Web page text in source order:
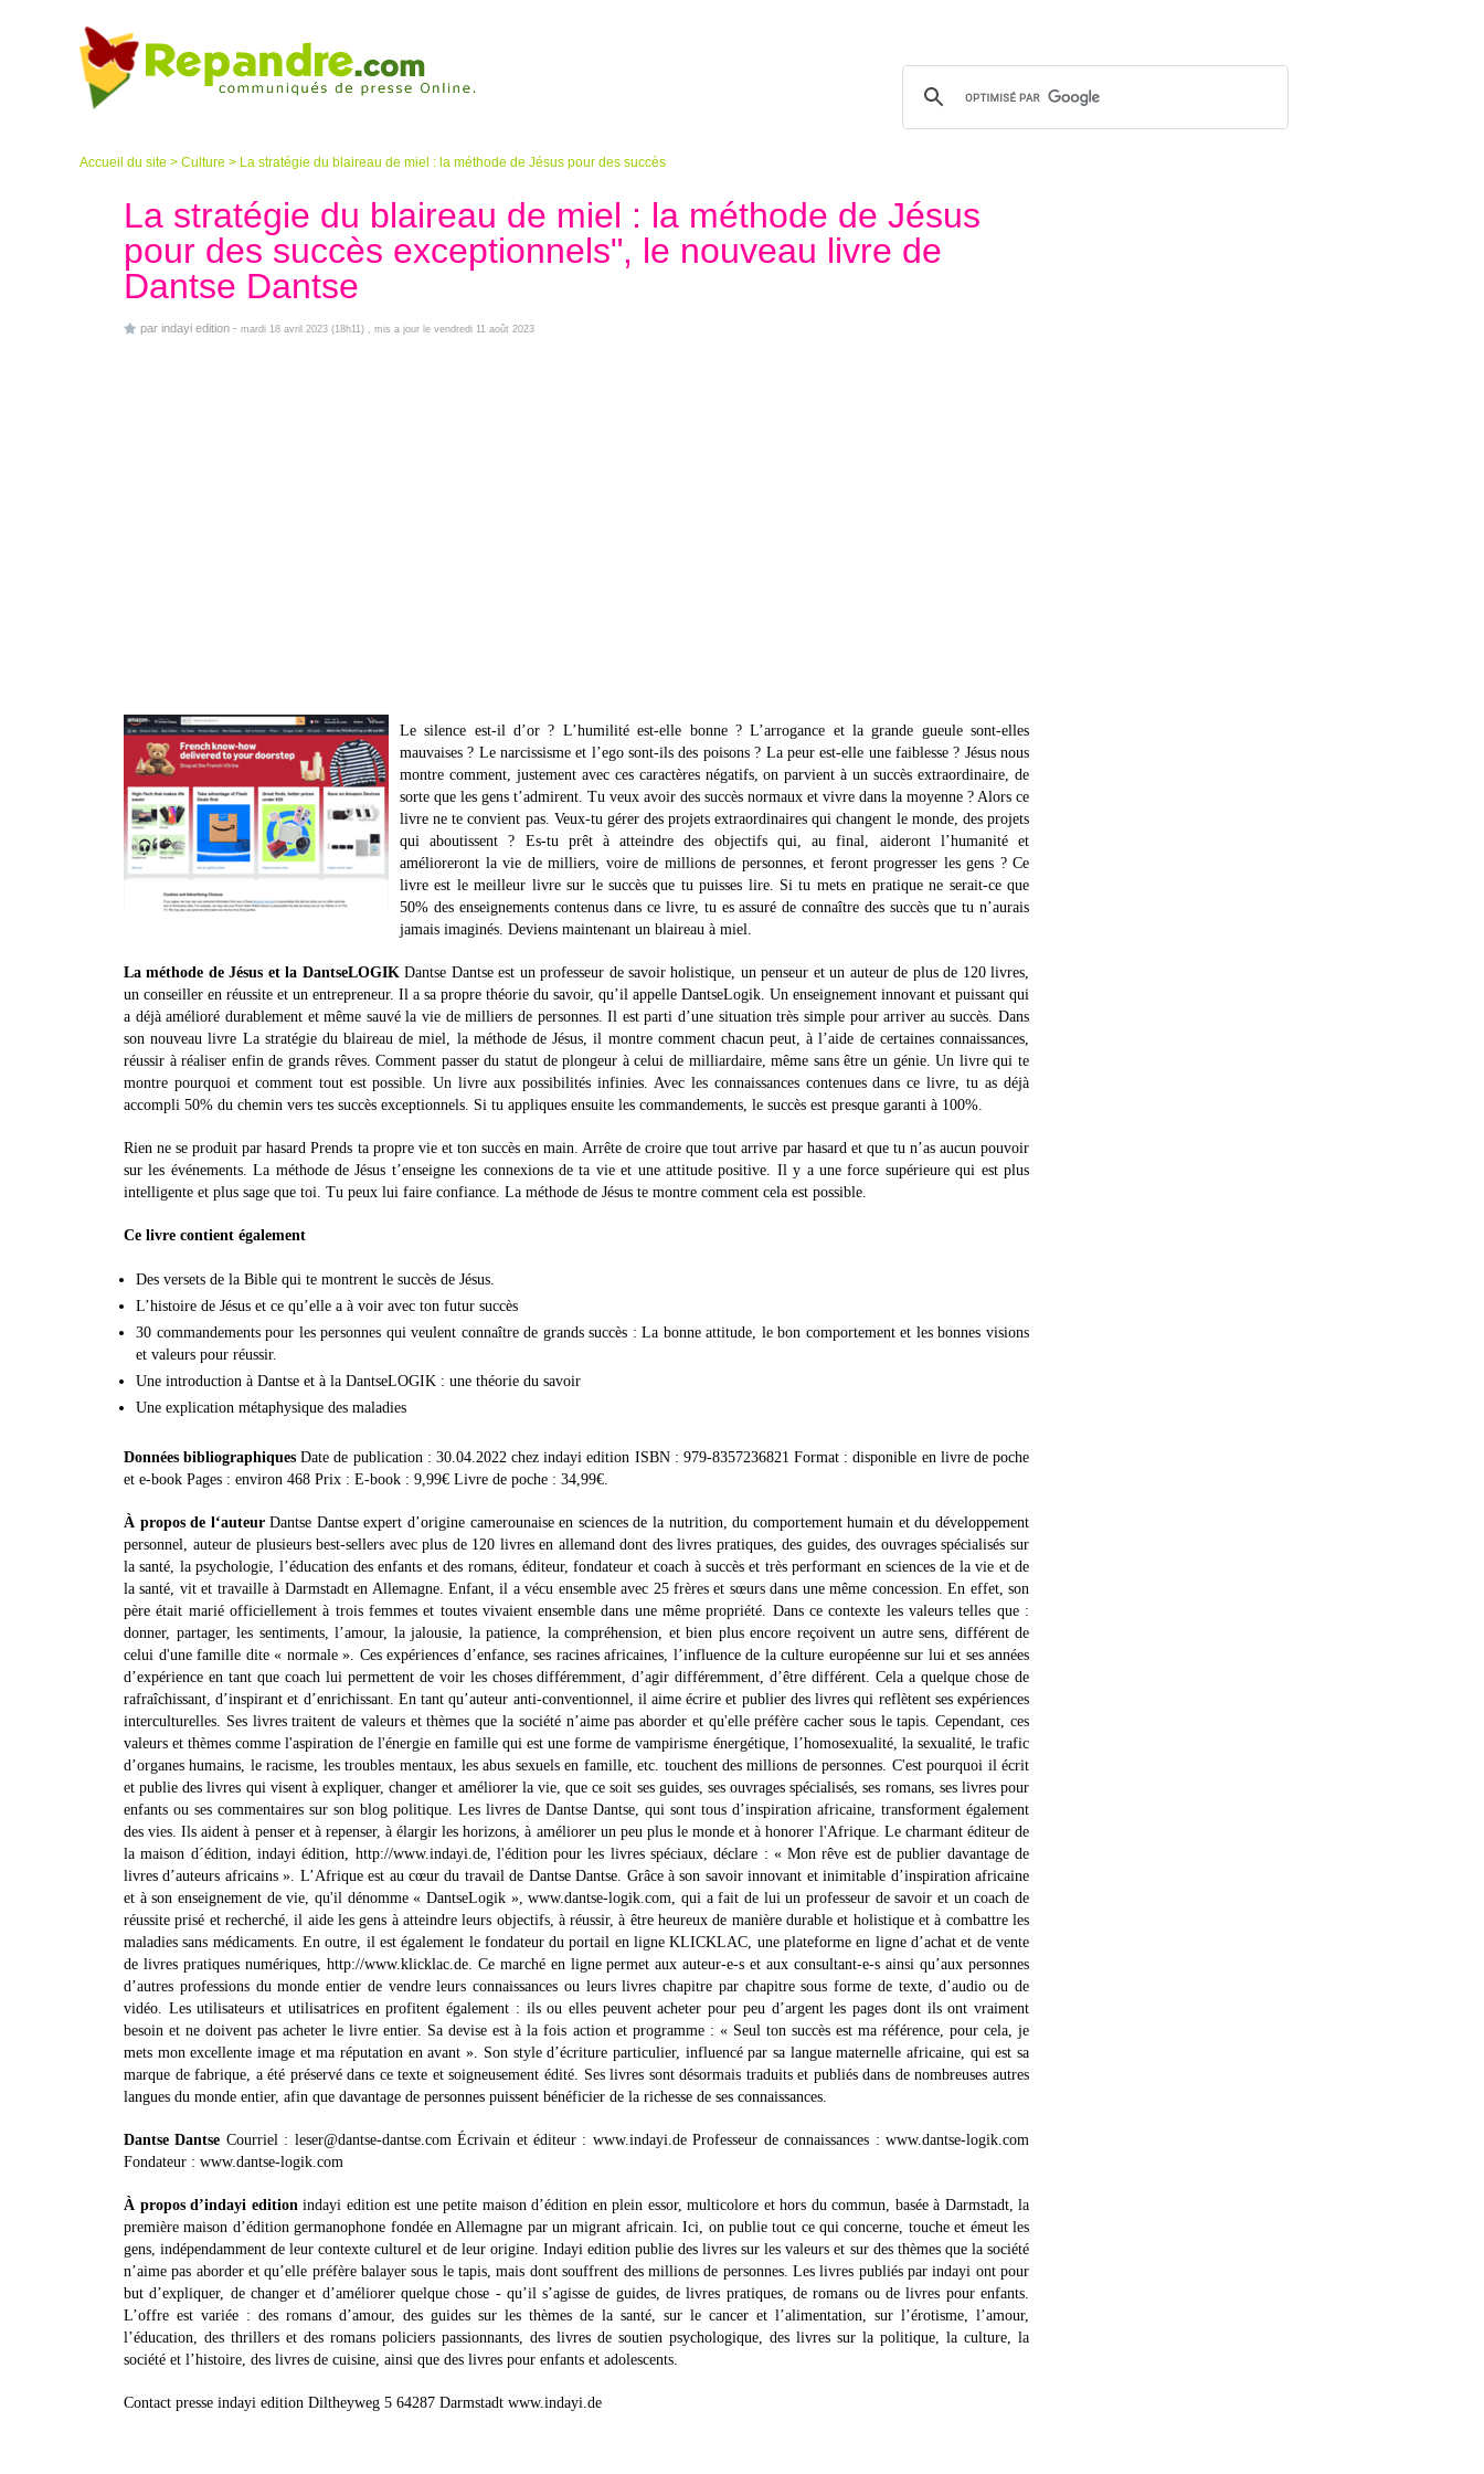
Accueil du site > Culture > La stratégie du blaireau de miel : la méthode de Jésus pour des succès
La stratégie du blaireau de miel : la méthode de Jésus
pour des succès exceptionnels", le nouveau livre de
Dantse Dantse
par indayi edition - mardi 18 avril 2023 (18h11) , mis a jour le vendredi 11 août 2023
Le silence est-il d’or ? L’humilité est-elle bonne ? L’arrogance et la grande gueule sont-elles
mauvaises ? Le narcissisme et l’ego sont-ils des poisons ? La peur est-elle une faiblesse ? Jésus nous
montre comment, justement avec ces caractères négatifs, on parvient à un succès extraordinaire, de
sorte que les gens t’admirent. Tu veux avoir des succès normaux et vivre dans la moyenne ? Alors ce
livre ne te convient pas. Veux-tu gérer des projets extraordinaires qui changent le monde, des projets
qui aboutissent ? Es-tu prêt à atteindre des objectifs qui, au final, aideront l’humanité et
amélioreront la vie de milliers, voire de millions de personnes, et feront progresser les gens ? Ce
livre est le meilleur livre sur le succès que tu puisses lire. Si tu mets en pratique ne serait-ce que
50% des enseignements contenus dans ce livre, tu es assuré de connaître des succès que tu n’aurais
jamais imaginés. Deviens maintenant un blaireau à miel.
La méthode de Jésus et la DantseLOGIK Dantse Dantse est un professeur de savoir holistique, un penseur et un auteur de plus de 120 livres,
un conseiller en réussite et un entrepreneur. Il a sa propre théorie du savoir, qu’il appelle DantseLogik. Un enseignement innovant et puissant qui
a déjà amélioré durablement et même sauvé la vie de milliers de personnes. Il est parti d’une situation très simple pour arriver au succès. Dans
son nouveau livre La stratégie du blaireau de miel, la méthode de Jésus, il montre comment chacun peut, à l’aide de certaines connaissances,
réussir à réaliser enfin de grands rêves. Comment passer du statut de plongeur à celui de milliardaire, même sans être un génie. Un livre qui te
montre pourquoi et comment tout est possible. Un livre aux possibilités infinies. Avec les connaissances contenues dans ce livre, tu as déjà
accompli 50% du chemin vers tes succès exceptionnels. Si tu appliques ensuite les commandements, le succès est presque garanti à 100%.
Rien ne se produit par hasard Prends ta propre vie et ton succès en main. Arrête de croire que tout arrive par hasard et que tu n’as aucun pouvoir
sur les événements. La méthode de Jésus t’enseigne les connexions de ta vie et une attitude positive. Il y a une force supérieure qui est plus
intelligente et plus sage que toi. Tu peux lui faire confiance. La méthode de Jésus te montre comment cela est possible.
Ce livre contient également
Des versets de la Bible qui te montrent le succès de Jésus.
L’histoire de Jésus et ce qu’elle a à voir avec ton futur succès
30 commandements pour les personnes qui veulent connaître de grands succès : La bonne attitude, le bon comportement et les bonnes visions
et valeurs pour réussir.
Une introduction à Dantse et à la DantseLOGIK : une théorie du savoir
Une explication métaphysique des maladies
Données bibliographiques Date de publication : 30.04.2022 chez indayi edition ISBN : 979-8357236821 Format : disponible en livre de poche
et e-book Pages : environ 468 Prix : E-book : 9,99€ Livre de poche : 34,99€.
À propos de l‘auteurDantse Dantse expert d’origine camerounaise en sciences de la nutrition, du comportement humain et du développement
personnel, auteur de plusieurs best-sellers avec plus de 120 livres en allemand dont des livres pratiques, des guides, des ouvrages spécialisés sur
la santé, la psychologie, l’éducation des enfants et des romans, éditeur, fondateur et coach à succès et très performant en sciences de la vie et de
la santé, vit et travaille à Darmstadt en Allemagne. Enfant, il a vécu ensemble avec 25 frères et sœurs dans une même concession. En effet, son
père était marié officiellement à trois femmes et toutes vivaient ensemble dans une même propriété. Dans ce contexte les valeurs telles que :
donner, partager, les sentiments, l’amour, la jalousie, la patience, la compréhension, et bien plus encore reçoivent un autre sens, différent de
celui d'une famille dite « normale ». Ces expériences d’enfance, ses racines africaines, l’influence de la culture européenne sur lui et ses années
d’expérience en tant que coach lui permettent de voir les choses différemment, d’agir différemment, d’être différent. Cela a quelque chose de
rafraîchissant, d’inspirant et d’enrichissant. En tant qu’auteur anti-conventionnel, il aime écrire et publier des livres qui reflètent ses expériences
interculturelles. Ses livres traitent de valeurs et thèmes que la société n’aime pas aborder et qu'elle préfère cacher sous le tapis. Cependant, ces
valeurs et thèmes comme l'aspiration de l'énergie en famille qui est une forme de vampirisme énergétique, l’homosexualité, la sexualité, le trafic
d’organes humains, le racisme, les troubles mentaux, les abus sexuels en famille, etc. touchent des millions de personnes. C'est pourquoi il écrit
et publie des livres qui visent à expliquer, changer et améliorer la vie, que ce soit ses guides, ses ouvrages spécialisés, ses romans, ses livres pour
enfants ou ses commentaires sur son blog politique. Les livres de Dantse Dantse, qui sont tous d’inspiration africaine, transforment également
des vies. Ils aident à penser et à repenser, à élargir les horizons, à améliorer un peu plus le monde et à honorer l'Afrique. Le charmant éditeur de
la maison d´édition, indayi édition, http://www.indayi.de, l'édition pour les livres spéciaux, déclare : « Mon rêve est de publier davantage de
livres d’auteurs africains ». L’Afrique est au cœur du travail de Dantse Dantse. Grâce à son savoir innovant et inimitable d’inspiration africaine
et à son enseignement de vie, qu'il dénomme « DantseLogik », www.dantse-logik.com, qui a fait de lui un professeur de savoir et un coach de
réussite prisé et recherché, il aide les gens à atteindre leurs objectifs, à réussir, à être heureux de manière durable et holistique et à combattre les
maladies sans médicaments. En outre, il est également le fondateur du portail en ligne KLICKLAC, une plateforme en ligne d’achat et de vente
de livres pratiques numériques, http://www.klicklac.de. Ce marché en ligne permet aux auteur-e-s et aux consultant-e-s ainsi qu’aux personnes
d’autres professions du monde entier de vendre leurs connaissances ou leurs livres chapitre par chapitre sous forme de texte, d’audio ou de
vidéo. Les utilisateurs et utilisatrices en profitent également : ils ou elles peuvent acheter pour peu d’argent les pages dont ils ont vraiment
besoin et ne doivent pas acheter le livre entier. Sa devise est à la fois action et programme : « Seul ton succès est ma référence, pour cela, je
mets mon excellente image et ma réputation en avant ». Son style d’écriture particulier, influencé par sa langue maternelle africaine, qui est sa
marque de fabrique, a été préservé dans ce texte et soigneusement édité. Ses livres sont désormais traduits et publiés dans de nombreuses autres
langues du monde entier, afin que davantage de personnes puissent bénéficier de la richesse de ses connaissances.
Dantse Dantse Courriel : leser@dantse-dantse.com Écrivain et éditeur : www.indayi.de Professeur de connaissances : www.dantse-logik.com
Fondateur : www.dantse-logik.com
À propos d’indayi edition indayi edition est une petite maison d’édition en plein essor, multicolore et hors du commun, basée à Darmstadt, la
première maison d’édition germanophone fondée en Allemagne par un migrant africain. Ici, on publie tout ce qui concerne, touche et émeut les
gens, indépendamment de leur contexte culturel et de leur origine. Indayi edition publie des livres sur les valeurs et sur des thèmes que la société
n’aime pas aborder et qu’elle préfère balayer sous le tapis, mais dont souffrent des millions de personnes. Les livres publiés par indayi ont pour
but d’expliquer, de changer et d’améliorer quelque chose - qu’il s’agisse de guides, de livres pratiques, de romans ou de livres pour enfants.
L’offre est variée : des romans d’amour, des guides sur les thèmes de la santé, sur le cancer et l’alimentation, sur l’érotisme, l’amour,
l’éducation, des thrillers et des romans policiers passionnants, des livres de soutien psychologique, des livres sur la politique, la culture, la
société et l’histoire, des livres de cuisine, ainsi que des livres pour enfants et adolescents.
Contact presse indayi edition Diltheyweg 5 64287 Darmstadt www.indayi.de